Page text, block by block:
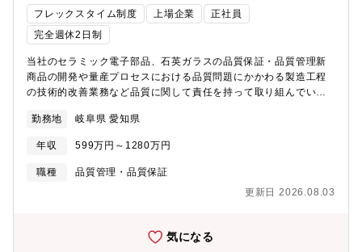
われるポジションです。【業務の面白み・魅力】イビデングルー
プ全社の給与・勤怠業務を担うため、一般的な一企業の労務担当
では経験しにくいスケールの大きな労務管理に携わることができ
ます。また、イビデン人事部門、パッケージ導入メーカー、グル
ープ内システム会社など複数の関係者と協業しながら、人事系基
幹システム刷新プロジェクトを推進できる点も魅力です。労務実
務の経験を活かしながら、業務効率化・品質向上・システム運用
改善にも関われるため、給与計算や勤怠管理の経験をより広いフ
ップイメージ】入社後は、給与計算・勤怠管理・年末調整などの
ます。その後は、人事系基幹システム刷新や業務改善テーマにも
参画し、労務領域における業務効率化・品質向上を推進いただく
活動をリードいただくポジションです。
フレックスタイム制度 上場企業
正社員
完全週休2日制
当社のセラミック電子部品、石英ガラスの品質保証・品質管理新
商品の開発や量産プロセスにおける品質問題にかかわる製造工程
の技術的改善業務など品質に関して責任を持って取り組んでいた
レーム撲滅活動（社内、社外・顧客対応含む）・新製品立ち上げ
にともなう、工程品質の確立・顧客監査対応【担当製品／勤務
地】◇セラミック厚膜・薄膜基板、粉末成型部品、モジュール製
品（高周波・アンテナ）等／土岐工場（岐阜）、山の田工場（愛
ナ、セラミック端子等／直江津工場・春日山工場（新潟）※適性
はマネジメント業務をお任せする可能性があります。【この仕事
の面白さ・魅力】製品数や顧客の広がりに伴い、現状よりも更な
勤務地 岐阜県 愛知県
年収 599万円～1280万円
職種
品質管理・品質保証
更新日 2026.08.03
気になる